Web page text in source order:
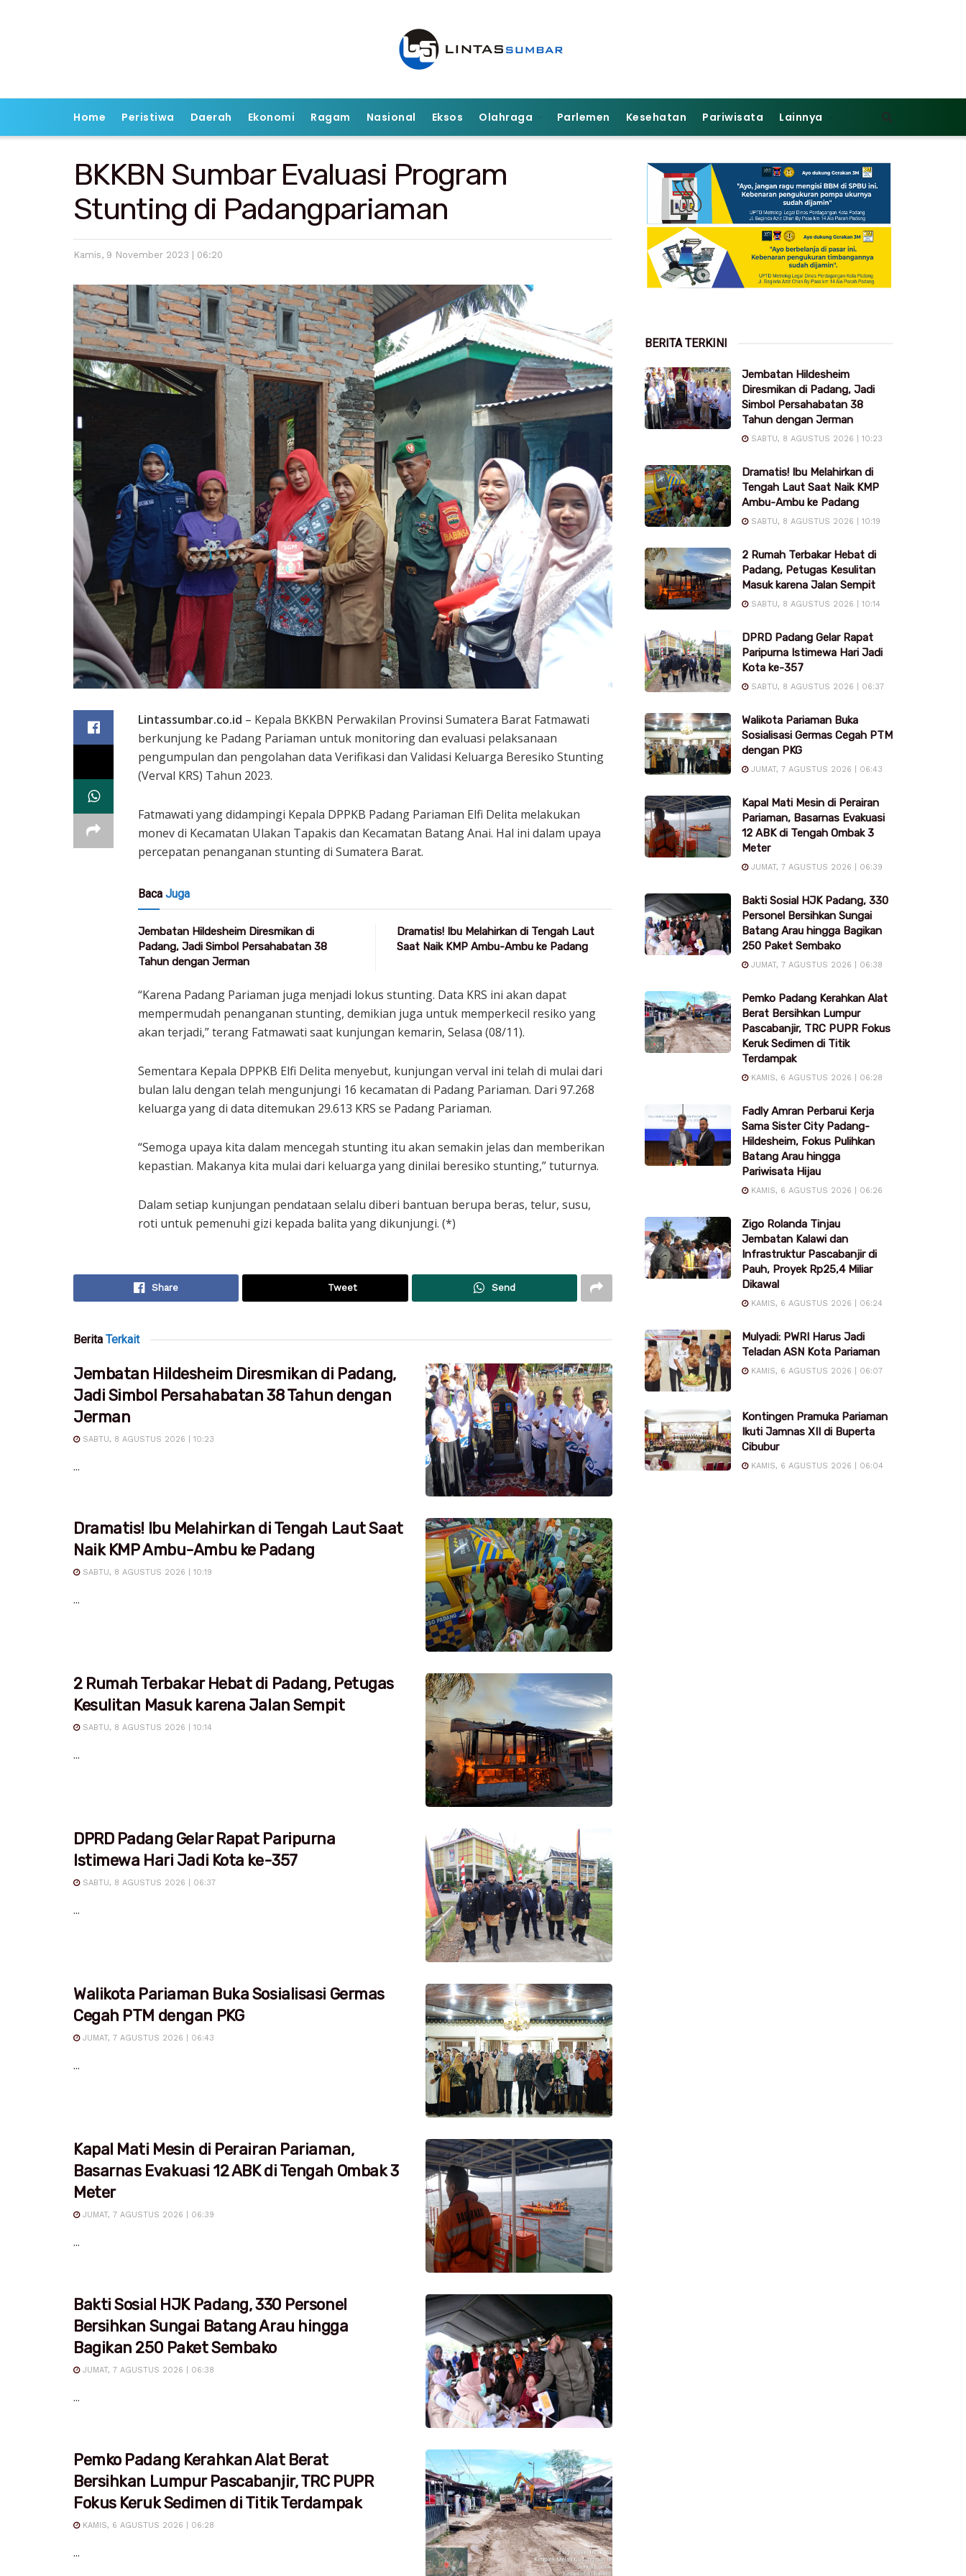
Home Peristiwa Daerah Ekonomi Ragam Nasional Eksos Olahraga Parlemen Kesehatan Pariwisata Lainnya
BKKBN Sumbar Evaluasi Program
Stunting di Padangpariaman
Kamis, 9 November 2023 | 06:20
Lintassumbar.co.id – Kepala BKKBN Perwakilan Provinsi Sumatera Barat Fatmawati
berkunjung ke Padang Pariaman untuk monitoring dan evaluasi pelaksanaan
pengumpulan dan pengolahan data Verifikasi dan Validasi Keluarga Beresiko Stunting
(Verval KRS) Tahun 2023.
Fatmawati yang didampingi Kepala DPPKB Padang Pariaman Elfi Delita melakukan
monev di Kecamatan Ulakan Tapakis dan Kecamatan Batang Anai. Hal ini dalam upaya
percepatan penanganan stunting di Sumatera Barat.
Baca Juga
Jembatan Hildesheim Diresmikan di
Padang, Jadi Simbol Persahabatan 38
Tahun dengan Jerman
Dramatis! Ibu Melahirkan di Tengah Laut
Saat Naik KMP Ambu-Ambu ke Padang
“Karena Padang Pariaman juga menjadi lokus stunting. Data KRS ini akan dapat
mempermudah penanganan stunting, demikian juga untuk memperkecil resiko yang
akan terjadi,” terang Fatmawati saat kunjungan kemarin, Selasa (08/11).
Sementara Kepala DPPKB Elfi Delita menyebut, kunjungan verval ini telah di mulai dari
bulan lalu dengan telah mengunjungi 16 kecamatan di Padang Pariaman. Dari 97.268
keluarga yang di data ditemukan 29.613 KRS se Padang Pariaman.
“Semoga upaya kita dalam mencegah stunting itu akan semakin jelas dan memberikan
kepastian. Makanya kita mulai dari keluarga yang dinilai beresiko stunting,” tuturnya.
Dalam setiap kunjungan pendataan selalu diberi bantuan berupa beras, telur, susu,
roti untuk pemenuhi gizi kepada balita yang dikunjungi. (*)
Share Tweet Send
Berita Terkait
Jembatan Hildesheim Diresmikan di Padang,
Jadi Simbol Persahabatan 38 Tahun dengan
Jerman
SABTU, 8 AGUSTUS 2026 | 10:23
...
Dramatis! Ibu Melahirkan di Tengah Laut Saat
Naik KMP Ambu-Ambu ke Padang
SABTU, 8 AGUSTUS 2026 | 10:19
...
2 Rumah Terbakar Hebat di Padang, Petugas
Kesulitan Masuk karena Jalan Sempit
SABTU, 8 AGUSTUS 2026 | 10:14
...
DPRD Padang Gelar Rapat Paripurna
Istimewa Hari Jadi Kota ke-357
SABTU, 8 AGUSTUS 2026 | 06:37
...
Walikota Pariaman Buka Sosialisasi Germas
Cegah PTM dengan PKG
JUMAT, 7 AGUSTUS 2026 | 06:43
...
Kapal Mati Mesin di Perairan Pariaman,
Basarnas Evakuasi 12 ABK di Tengah Ombak 3
Meter
JUMAT, 7 AGUSTUS 2026 | 06:39
...
Bakti Sosial HJK Padang, 330 Personel
Bersihkan Sungai Batang Arau hingga
Bagikan 250 Paket Sembako
JUMAT, 7 AGUSTUS 2026 | 06:38
...
Pemko Padang Kerahkan Alat Berat
Bersihkan Lumpur Pascabanjir, TRC PUPR
Fokus Keruk Sedimen di Titik Terdampak
KAMIS, 6 AGUSTUS 2026 | 06:28
...
BERITA TERKINI
Jembatan Hildesheim
Diresmikan di Padang, Jadi
Simbol Persahabatan 38
Tahun dengan Jerman
SABTU, 8 AGUSTUS 2026 | 10:23
Dramatis! Ibu Melahirkan di
Tengah Laut Saat Naik KMP
Ambu-Ambu ke Padang
SABTU, 8 AGUSTUS 2026 | 10:19
2 Rumah Terbakar Hebat di
Padang, Petugas Kesulitan
Masuk karena Jalan Sempit
SABTU, 8 AGUSTUS 2026 | 10:14
DPRD Padang Gelar Rapat
Paripurna Istimewa Hari Jadi
Kota ke-357
SABTU, 8 AGUSTUS 2026 | 06:37
Walikota Pariaman Buka
Sosialisasi Germas Cegah PTM
dengan PKG
JUMAT, 7 AGUSTUS 2026 | 06:43
Kapal Mati Mesin di Perairan
Pariaman, Basarnas Evakuasi
12 ABK di Tengah Ombak 3
Meter
JUMAT, 7 AGUSTUS 2026 | 06:39
Bakti Sosial HJK Padang, 330
Personel Bersihkan Sungai
Batang Arau hingga Bagikan
250 Paket Sembako
JUMAT, 7 AGUSTUS 2026 | 06:38
Pemko Padang Kerahkan Alat
Berat Bersihkan Lumpur
Pascabanjir, TRC PUPR Fokus
Keruk Sedimen di Titik
Terdampak
KAMIS, 6 AGUSTUS 2026 | 06:28
Fadly Amran Perbarui Kerja
Sama Sister City Padang-
Hildesheim, Fokus Pulihkan
Batang Arau hingga
Pariwisata Hijau
KAMIS, 6 AGUSTUS 2026 | 06:26
Zigo Rolanda Tinjau
Jembatan Kalawi dan
Infrastruktur Pascabanjir di
Pauh, Proyek Rp25,4 Miliar
Dikawal
KAMIS, 6 AGUSTUS 2026 | 06:24
Mulyadi: PWRI Harus Jadi
Teladan ASN Kota Pariaman
KAMIS, 6 AGUSTUS 2026 | 06:07
Kontingen Pramuka Pariaman
Ikuti Jamnas XII di Buperta
Cibubur
KAMIS, 6 AGUSTUS 2026 | 06:04